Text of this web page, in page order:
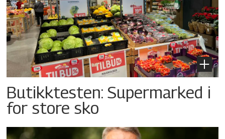
Butikktesten: Supermarked i
for store sko